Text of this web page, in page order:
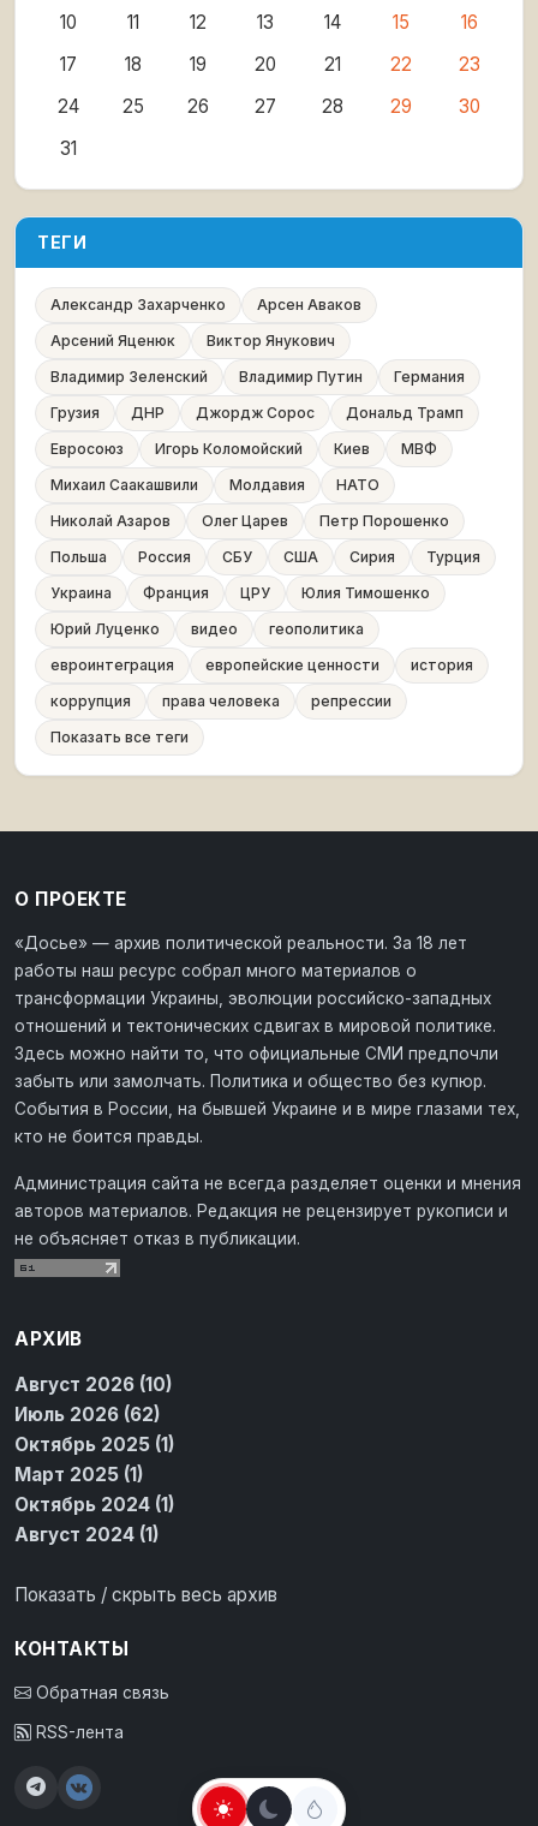
10
11 12 13 14 15
16
17
18 19 20 21 22
23
24
25 26 27 28 29
30
31
ТЕГИ
Александр Захарченко
Арсен Аваков
Арсений Яценюк
Виктор Янукович
Владимир Зеленский
Владимир Путин
Германия
Грузия
ДНР Джордж Сорос
Дональд Трамп
Евросоюз
Игорь Коломойский Киев
МВФ
Михаил Саакашвили
Молдавия
НАТО
Николай Азаров
Олег Царев
Петр Порошенко
Польша
Россия СБУ США Сирия
Турция
Украина
Франция ЦРУ
Юлия Тимошенко
Юрий Луценко
видео
геополитика
евроинтеграция
европейские ценности
история
коррупция
права человека
репрессии
Показать все теги
О ПРОЕКТЕ
«Досье» — архив политической реальности. За 18 лет
работы наш ресурс собрал много материалов о
трансформации Украины, эволюции российско-западных
отношений и тектонических сдвигах в мировой политике.
Здесь можно найти то, что официальные СМИ предпочли
забыть или замолчать. Политика и общество без купюр.
События в России, на бывшей Украине и в мире глазами тех,
кто не боится правды.
Администрация сайта не всегда разделяет оценки и мнения
авторов материалов. Редакция не рецензирует рукописи и
не объясняет отказ в публикации.
АРХИВ
Август 2026 (10)
Июль 2026 (62)
Октябрь 2025 (1)
Март 2025 (1)
Октябрь 2024 (1)
Август 2024 (1)
Показать / скрыть весь архив
КОНТАКТЫ
Обратная связь
RSS-лента